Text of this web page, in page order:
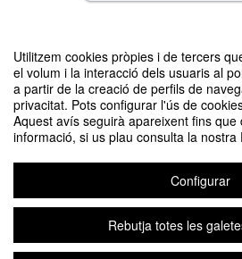
Utilitzem cookies pròpies i de tercers
el volum i la interacció dels usuaris al
a partir de la creació de perfils de
privacitat. Pots configurar l'ús de
Aquest avís seguirà apareixent fins que
informació, si us plau consulta la nostra
Configurar
Rebutja totes les
Difon el teu esdeveniment posant el codi
5th ICLHE Spain Regional Group Symposium-
Organitzat per Marta Aguilar, Elisabet Arnó,